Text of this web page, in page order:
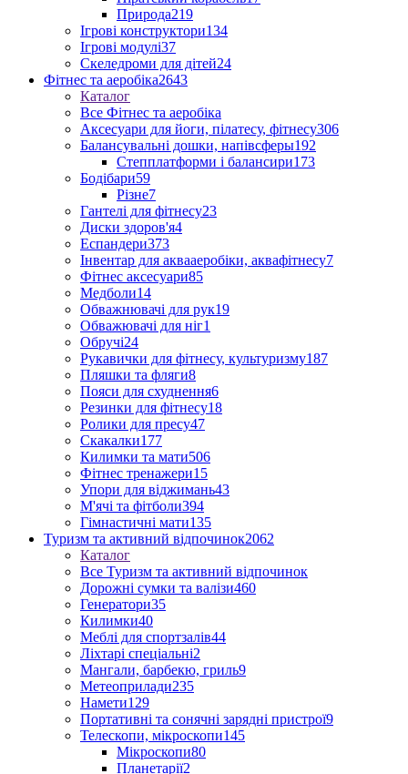
Природа219
Ігрові конструктори134
Ігрові модулі37
Скеледроми для дітей24
Фітнес та аеробіка2643
Каталог
Все Фітнес та аеробіка
Аксесуари для йоги, пілатесу, фітнесу306
Балансувальні дошки, напівсферы192
Степплатформи і балансири173
Бодібари59
Різне7
Гантелі для фітнесу23
Диски здоров'я4
Еспандери373
Інвентар для аквааеробіки, аквафітнесу7
Фітнес аксесуари85
Медболи14
Обважнювачі для рук19
Обважювачі для ніг1
Обручі24
Рукавички для фітнесу, культуризму187
Пляшки та фляги8
Пояси для схуднення6
Резинки для фітнесу18
Ролики для пресу47
Скакалки177
Килимки та мати506
Фітнес тренажери15
Упори для віджимань43
М'ячі та фітболи394
Гімнастичні мати135
Туризм та активний відпочинок2062
Каталог
Все Туризм та активний відпочинок
Дорожні сумки та валізи460
Генератори35
Килимки40
Меблі для спортзалів44
Ліхтарі спеціальні2
Мангали, барбекю, гриль9
Метеоприлади235
Намети129
Портативні та сонячні зарядні пристрої9
Телескопи, мікроскопи145
Мікроскопи80
Планетарії2